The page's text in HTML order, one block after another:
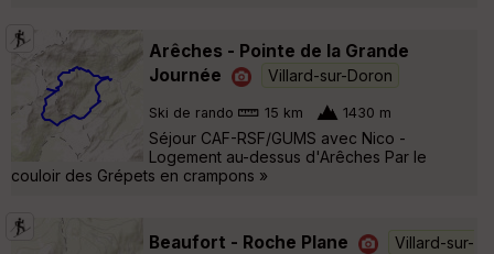
Arêches - Pointe de la Grande
Journée
Villard-sur-Doron
Ski de rando 15 km 1430 m
Séjour CAF-RSF/GUMS avec Nico -
Logement au-dessus d'Arêches Par le
couloir des Grépets en crampons »
Beaufort - Roche Plane
Villard-sur-